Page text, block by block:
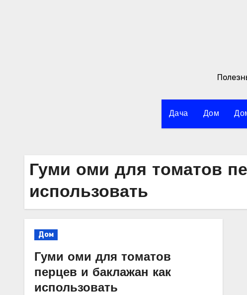
Дача Дом
Гуми оми для томатов
использовать
Дом
Гуми оми для томатов
перцев и баклажан как
использовать